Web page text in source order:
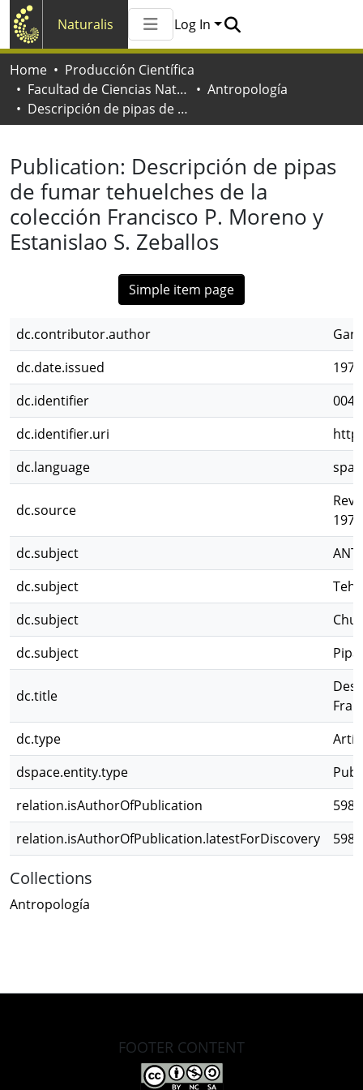
Naturalis
All of Naturalis
Log In
Home
Producción Científica
Facultad de Ciencias Naturales y Museo
Antropología
Descripción de pipas de fumar tehuelches de la colección Francisco P. Moreno y Estanislao S. Zeballos
Publication: Descripción de pipas
de fumar tehuelches de la
colección Francisco P. Moreno y
Estanislao S. Zeballos
Simple item page
dc.contributor.author
dc.date.issued
1973
dc.identifier
dc.identifier.uri
dc.language
spa
dc.source
dc.subject
dc.subject
dc.subject
dc.subject
dc.title
dc.type
dspace.entity.type
relation.isAuthorOfPublication
relation.isAuthorOfPublication.latestForDiscovery
Collections
Antropología
FOOTER CONTENT